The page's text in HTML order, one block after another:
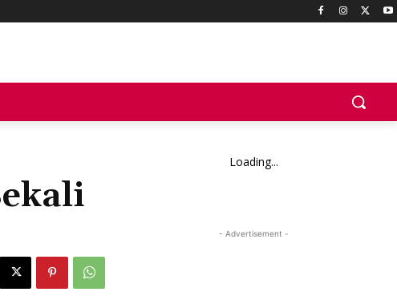
Loading...
- Advertisement -